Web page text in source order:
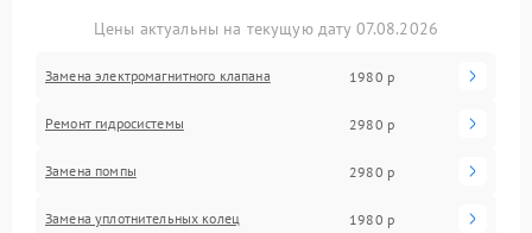
Цены актуальны на текущую дату 07.08.2026
Замена электромагнитного клапана 1980 р
Ремонт гидросистемы 2980 р
Замена помпы 2980 р
Замена уплотнительных колец 1980 р